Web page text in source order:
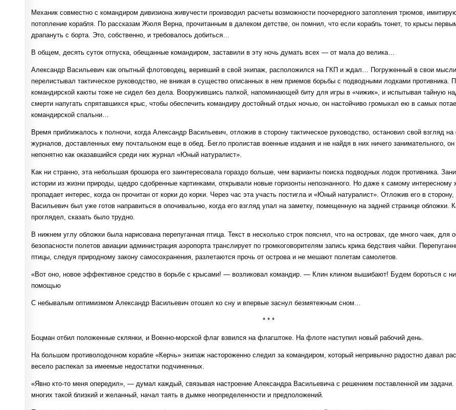
Механик совместно с командиром дивизиона живучести производил расчеты возможности поочередного затопления трюмов,
потопление корабля. По рассказам Жюля Верна, прочитанным в далеком детстве, он помнил, что если корабль тонет, то крысы
драпануть с борта. Это, собственно, и требовалось добиться…
В общем, десять суток отпуска, обещанные командиром, заставили в эту ночь думать всех — от мала до велика…
Александр Васильевич как опытный флотоводец, веривший в свой экипаж, расположился на ГКП и ждал… Погруженный в свои
перелистывал тактическое руководство, не вникая в существо описанных в нем приемов борьбы с подводными лодками противника.
командирской каюты тоже не сидел без дела. Вооружившись палкой, напоминающей биту для игры в «чижик», и испытывая тайную
смерти напугать спрятавшихся крыс, чтобы обеспечить командиру достойный отдых ночью, он настойчиво громыхал ею в самых
командирской спальни…
Время приближалось к полночи, когда Александр Васильевич, отложив в сторону тактическое руководство, остановил свой взгляд на
журналов, доставленных ему почтальоном еще в обед. Бегло пролистав военные издания и не найдя в них ничего занимательного, он
непонятно как оказавшийся среди них журнал «Юный натуралист».
Как ни странно, эта небольшая брошюра его заинтересовала гораздо больше, чем варианты поиска подводных лодок противника.
истории из жизни природы, щедро сдобренные картинками, открывали новые горизонты непознанного. Но даже к самому интересному
пропадает интерес, когда он прочитан от корки до корки. Через час эта участь постигла и «Юный натуралист». Отложив его в
Васильевич был уже готов направиться в опочивальню, когда его взгляд упал на заметку, помещенную на задней странице обложки.
проглядел, сказать было трудно.
В нижнем углу обложки была нарисована перепуганная птица. Текст в несколько строк пояснял, что на островах, где много чаек, для
безопасности полетов авиации администрация аэропорта транслирует по громкоговорителям запись крика бедствия чайки.
птицы, следуя природному закону самосохранения, разлетаются прочь от острова и не мешают полетам самолетов.
«Вот оно, новое эффективное средство в борьбе с крысами! — возликовал командир. — Клин клином вышибают! Будем бороться с
помощью
С небывалым оптимизмом Александр Васильевич отошел ко сну и впервые заснул безмятежным сном…
* * *
Боцман отбил положенные склянки, и Военно-морской флаг взвился на флагштоке. На флоте наступил новый рабочий день.
На большом противолодочном корабле «Керчь» экипаж настороженно следил за командиром, который непривычно радостно давал
весело распекал за имеемые недостатки подчиненных.
«Явно кто-то меня опередил», — думал каждый, связывая настроение Александра Васильевича с решением поставленной им
многих такой близкий и желанный, начал таять в дымке неопределенности и предположений.